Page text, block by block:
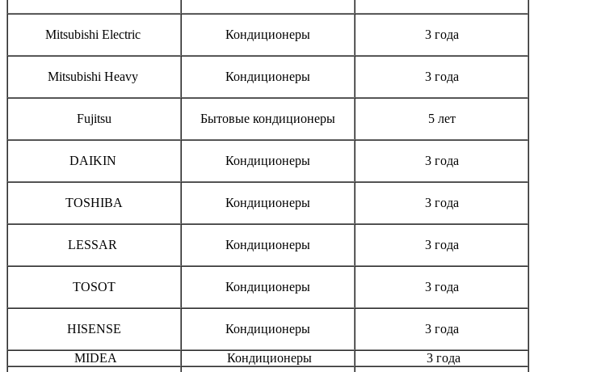
Mitsubishi Electric Кондиционеры 3 года
Mitsubishi Heavy Кондиционеры 3 года
Fujitsu Бытовые кондиционеры 5 лет
DAIKIN Кондиционеры 3 года
TOSHIBA Кондиционеры 3 года
LESSAR Кондиционеры 3 года
TOSOT Кондиционеры 3 года
HISENSE Кондиционеры 3 года
MIDEA Кондиционеры 3 года